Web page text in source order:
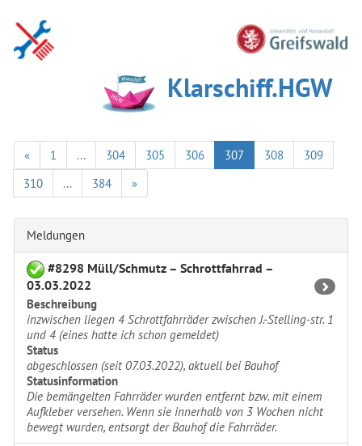
Klarschiff.HGW
« 1 ... 304 305 306 307 308
309
310
... 384 »
Meldungen
#8298 Müll/Schmutz – Schrottfahrrad –
03.03.2022
Beschreibung
inzwischen liegen 4 Schrottfahrräder zwischen J.-Stelling-str. 1
und 4 (eines hatte ich schon gemeldet)
Status
abgeschlossen (seit 07.03.2022), aktuell bei Bauhof
Statusinformation
Die bemängelten Fahrräder wurden entfernt bzw. mit einem
Aufkleber versehen. Wenn sie innerhalb von 3 Wochen nicht
bewegt wurden, entsorgt der Bauhof die Fahrräder.